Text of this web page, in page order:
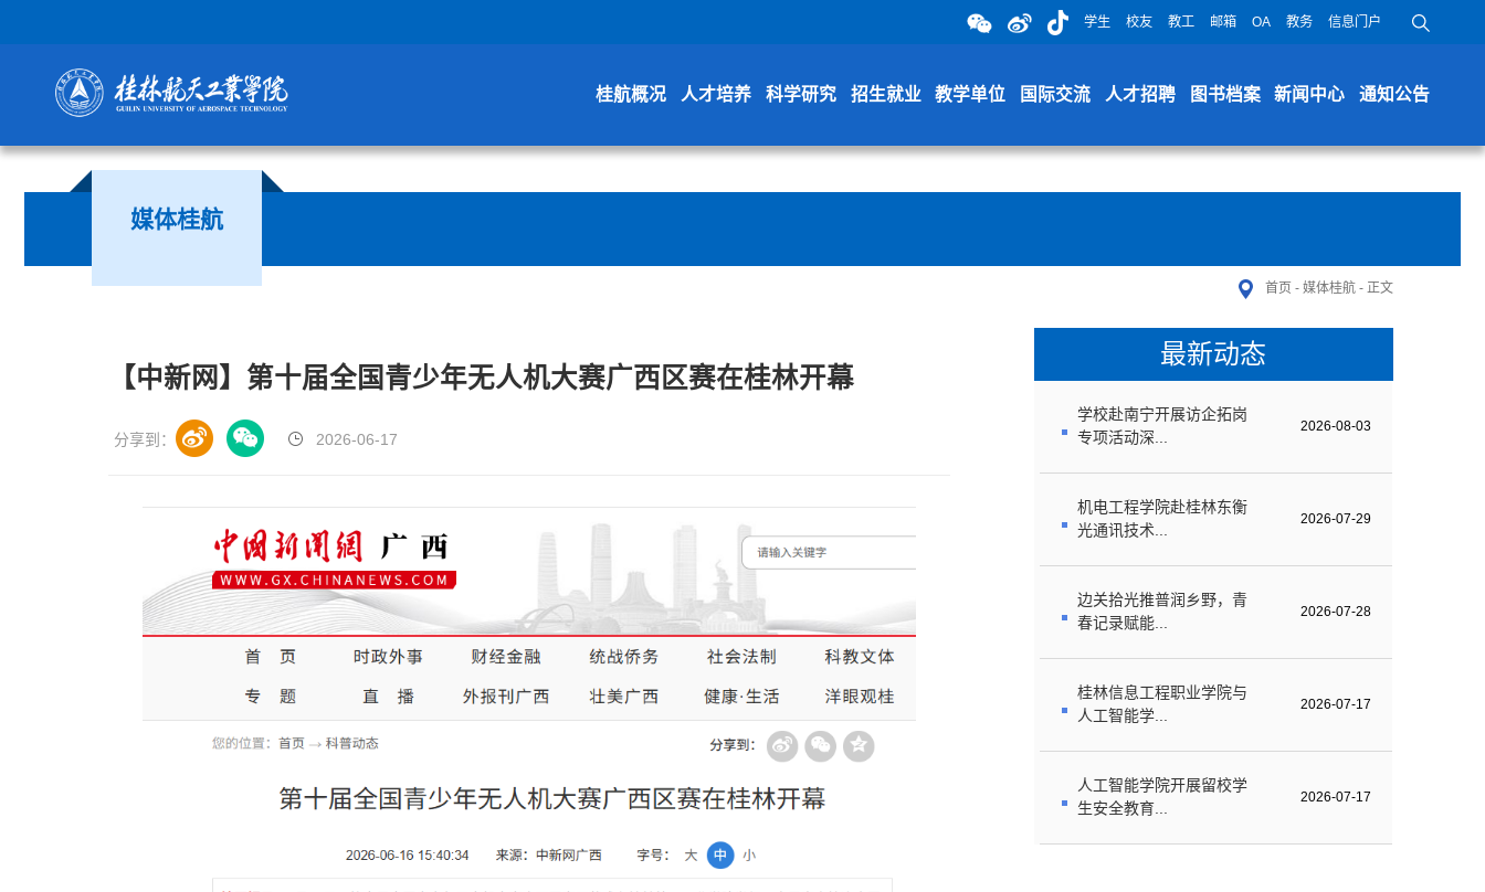
学生 校友 教工 邮箱 OA 教务 信息门户
桂航概况 人才培养 科学研究 招生就业 教学单位 国际交流 人才招聘 图书档案 新闻中心 通知公告
媒体桂航
首页 - 媒体桂航- 正文
【中新网】第十届全国青少年无人机大赛广西区赛在桂林开幕
分享到： 2026-06-17
最新动态
学校赴南宁开展访企拓岗
专项活动深...
2026-08-03
机电工程学院赴桂林东衡
光通讯技术...
2026-07-29
边关拾光推普润乡野，青
春记录赋能...
2026-07-28
桂林信息工程职业学院与
人工智能学...
2026-07-17
人工智能学院开展留校学
生安全教育...
2026-07-17